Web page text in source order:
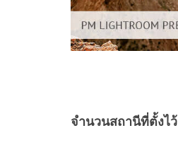
จำนวนสถานีที่ตั้งไ